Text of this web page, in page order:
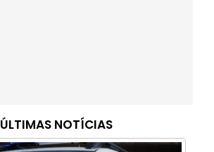
ÚLTIMAS NOTÍCIAS